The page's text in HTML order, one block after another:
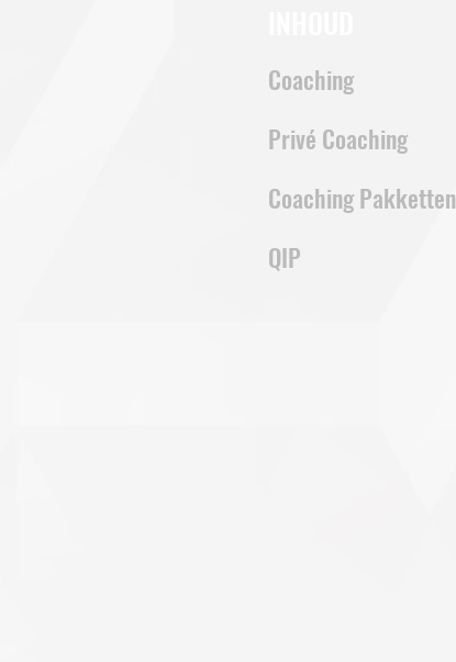
Coaching
Privé Coaching
Coaching Pakketten
QIP